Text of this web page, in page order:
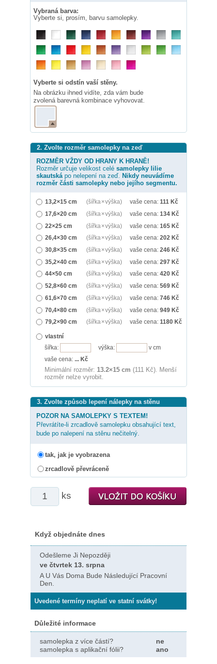
Vybraná barva:
Vyberte si, prosím, barvu samolepky.
Vyberte si odstín vaší stěny.
Na obrázku ihned vidíte, zda vám bude
zvolená barevná kombinace vyhovovat.
2. Zvolte rozměr samolepky na zeď
ROZMĚR VŽDY OD HRANY K HRANĚ!
Rozměr určuje velikost celé samolepky lilie
skautskápo nelepení na zeď. Nikdy neuvádíme
rozměr části samolepky nebo jejího segmentu.
13,2×15 cm (šířka × výška) vaše cena: 111 Kč
17,6×20 cm
(šířka × výška) vaše cena: 134 Kč
22×25 cm
(šířka × výška) vaše cena: 165 Kč
26,4×30 cm
(šířka × výška) vaše cena: 202 Kč
30,8×35 cm
(šířka × výška) vaše cena: 246 Kč
35,2×40 cm
(šířka × výška) vaše cena: 297 Kč
44×50 cm
(šířka × výška) vaše cena: 420 Kč
52,8×60 cm
(šířka × výška) vaše cena: 569 Kč
61,6×70 cm
(šířka × výška) vaše cena: 746 Kč
70,4×80 cm
(šířka × výška) vaše cena: 949 Kč
79,2×90 cm
(šířka × výška) vaše cena: 1180 Kč
vlastní
šířka:
výška:
v cm
vaše cena: ... Kč
Minimální rozměr: 13.2×15 cm (111 Kč). Menší
rozměr nelze vyrobit.
3. Zvolte způsob lepení nálepky na stěnu
POZOR NA SAMOLEPKY S TEXTEM!
Převrátíte-li zrcadlově samolepku obsahující text,
bude po nalepení na stěnu nečitelný.
tak, jak je vyobrazena
zrcadlově převráceně
ks
Když objednáte dnes
Odešleme Ji Nepozději
ve čtvrtek 13. srpna
A U Vás Doma Bude Následující Pracovní
Den.
Uvedené termíny neplatí ve statní svátky!
Důležité informace
samolepka z více částí?
ne
samolepka s aplikační fólii?
ano